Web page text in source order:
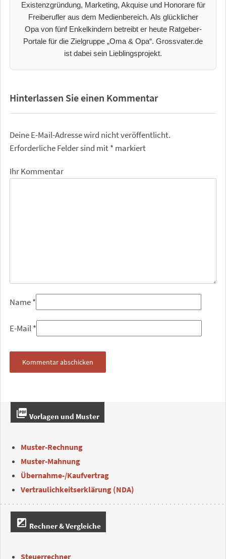
Existenzgründung, Marketing, Akquise und Honorare für
Freiberufler aus dem Medienbereich. Als glücklicher
Opa von fünf Enkelkindern betreibt er heute Ratgeber-
Portale für die Zielgruppe „Oma & Opa“. Grossvater.de
ist dabei sein Lieblingsprojekt.
Hinterlassen Sie einen Kommentar
Deine E-Mail-Adresse wird nicht veröffentlicht.
Erforderliche Felder sind mit* markiert
Ihr Kommentar
Name*
E-Mail*
picture_as_pdf Vorlagen und Muster
Muster-Rechnung
Muster-Mahnung
Übernahme-/Kaufvertrag
Vertraulichkeitserklärung (NDA)
iso Rechner & Vergleiche
Steuerrechner